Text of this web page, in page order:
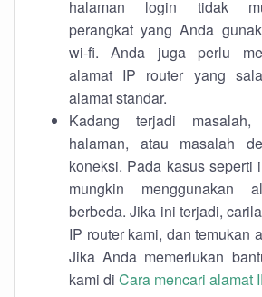
halaman login tidak
perangkat yang Anda
wi-fi. Anda juga perlu
alamat IP router yang
alamat standar.
Kadang terjadi
halaman, atau masalah
koneksi. Pada kasus seperti
mungkin menggunakan
berbeda. Jika ini terjadi,
IP router kami, dan temukan
Jika Anda memerlukan
kami di Cara mencari alamat